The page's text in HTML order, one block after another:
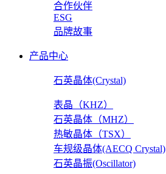
合作伙伴
ESG
品牌故事
产品中心
石英晶体(Crystal)
表晶（KHZ）
石英晶体（MHZ）
热敏晶体（TSX）
车规级晶体(AECQ Crystal)
石英晶振(Oscillator)